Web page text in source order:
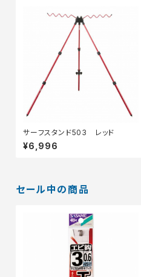
サーフスタンド503 レッド
¥6,996
セール中の商品